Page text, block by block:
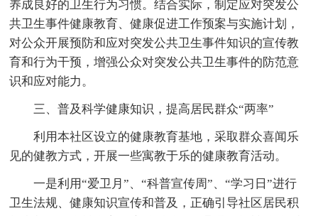
养成良好的卫生行为习惯。结合实际，制定应对突发公
共卫生事件健康教育、健康促进工作预案与实施计划，
对公众开展预防和应对突发公共卫生事件知识的宣传教
育和行为干预，增强公众对突发公共卫生事件的防范意
识和应对能力。
三、普及科学健康知识，提高居民群众“两率”
利用本社区设立的健康教育基地，采取群众喜闻乐
见的健教方式，开展一些寓教于乐的健康教育活动。
一是利用“爱卫月”、“科普宣传周”、“学习日”进行
卫生法规、健康知识宣传和普及，正确引导社区居民积